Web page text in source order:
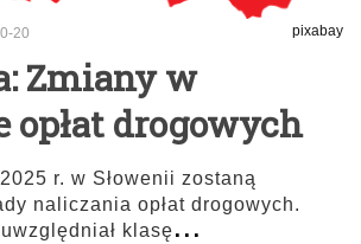
20 pixabay
Zmiany w
opłat drogowych
r. w Słowenii zostaną
naliczania opłat drogowych.
klasę...